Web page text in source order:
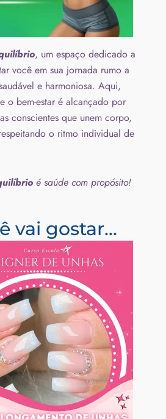
, um espaço dedicado a
você em sua jornada rumo a
e harmoniosa. Aqui,
o bem-estar é alcançado por
conscientes que unem corpo,
o ritmo individual de
é saúde com propósito!
vai gostar...